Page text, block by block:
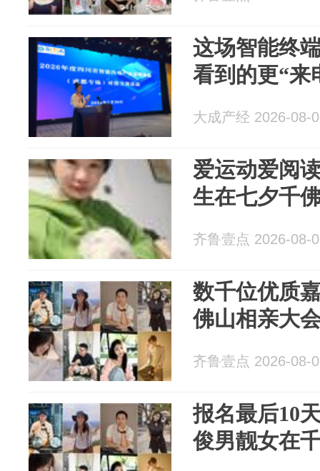
这场智能终
看到的更“来
大成产经 2026-08-
爱运动爱阅
生在七夕千
齐鲁壹点 2026-08-
数千位优质
佛山相亲大
齐鲁壹点 2026-08-
报名最后10
俊男靓女在